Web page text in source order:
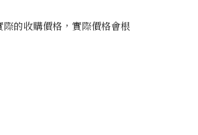
的收購價格，實際價格會根